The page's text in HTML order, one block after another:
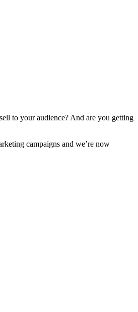
to your audience? And are you getting
campaigns and we’re now